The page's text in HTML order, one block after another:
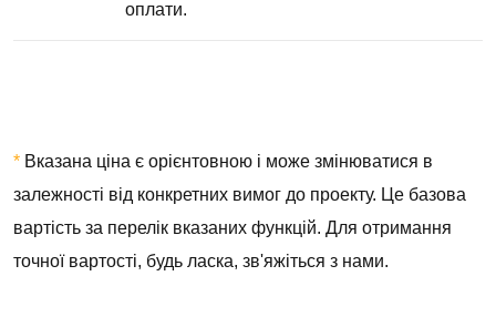
оплати.
* Вказана ціна є орієнтовною і може змінюватися в
залежності від конкретних вимог до проекту. Це базова
вартість за перелік вказаних функцій. Для отримання
точної вартості, будь ласка, зв'яжіться з нами.